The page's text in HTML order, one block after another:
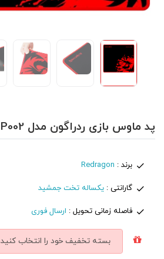
پد ماوس بازی ردراگون مدل ARCHELON P002
برند : Redragon
گارانتی :یکساله تخت جمشید
فاصله زمانی تحویل : ارسال فوری
بسته تخفیف خود را انتخاب کنید